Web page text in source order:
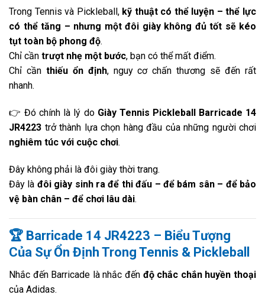
Trong Tennis và Pickleball, kỹ thuật có thể luyện – thể lực
có thể tăng – nhưng một đôi giày không đủ tốt sẽ kéo
tụt toàn bộ phong độ.
Chỉ cần trượt nhẹ một bước, bạn có thể mất điểm.
Chỉ cần thiếu ổn định, nguy cơ chấn thương sẽ đến rất
nhanh.
👉 Đó chính là lý do Giày Tennis Pickleball Barricade 14
JR4223 trở thành lựa chọn hàng đầu của những người chơi
nghiêm túc với cuộc chơi.
Đây không phải là đôi giày thời trang.
Đây là đôi giày sinh ra để thi đấu – để bám sân – để bảo
vệ bàn chân – để chơi lâu dài.
🏆 Barricade 14 JR4223 – Biểu Tượng
Của Sự Ổn Định Trong Tennis & Pickleball
Nhắc đến Barricade là nhắc đến độ chắc chắn huyền thoại
của Adidas.